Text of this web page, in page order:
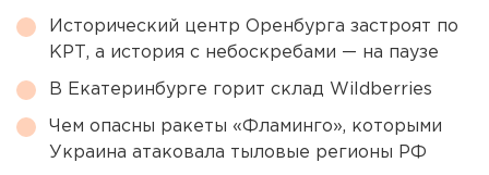
Исторический центр Оренбурга застроят по
КРТ, а история с небоскребами — на паузе
В Екатеринбурге горит склад Wildberries
Чем опасны ракеты «Фламинго», которыми
Украина атаковала тыловые регионы РФ